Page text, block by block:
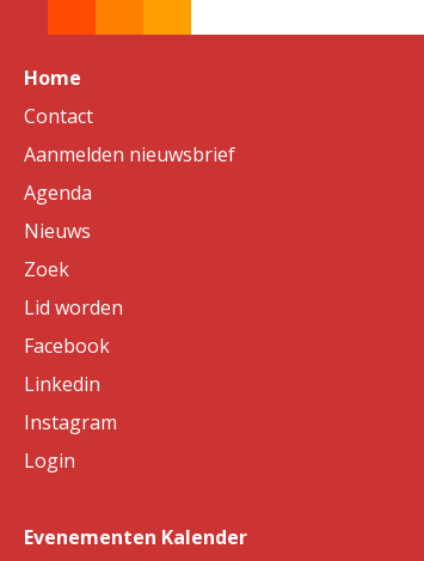
Home
Contact
Aanmelden nieuwsbrief
Agenda
Nieuws
Zoek
Lid worden
Facebook
Linkedin
Instagram
Login
Evenementen Kalender